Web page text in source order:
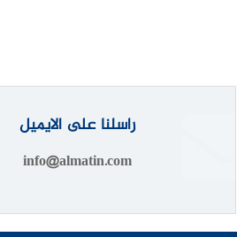
راسلنا على الايميل
info@almatin.com